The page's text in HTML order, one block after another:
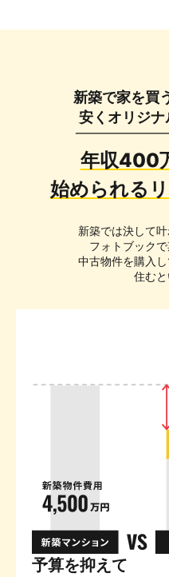
新築で家を買
安くオリジ
年収400
始められる
新築では決して
フォトブック
中古物件を購入
住むと
予算を抑えて